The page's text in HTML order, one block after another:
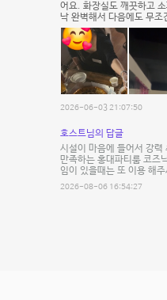
어요. 화장실도 깨끗하고
낙 완벽해서 다음에도 무
2026-06-03 21:07:50
호스트님의 답글
시설이 마음에 들어서 강
만족하는 홍대파티룸 코즈
임이 있을때는 또 이용 해주
2026-08-06 16:54:27